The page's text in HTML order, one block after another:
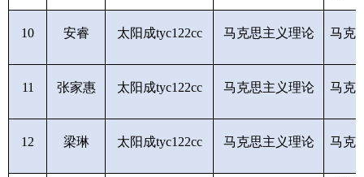
10 安睿 太阳成tyc122cc 马克思主义理论 马克
11 张家惠 太阳成tyc122cc 马克思主义理论 马克
12 梁琳 太阳成tyc122cc 马克思主义理论 马克